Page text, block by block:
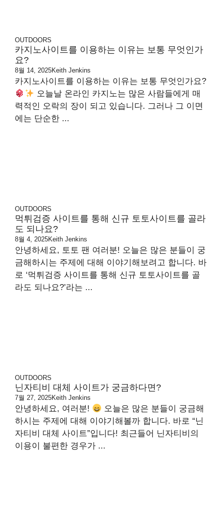
OUTDOORS
카지노사이트를 이용하는 이유는 보통 무엇인가
요?
8월 14, 2025Keith Jenkins
카지노사이트를 이용하는 이유는 보통 무엇인가요?
오늘날 온라인 카지노는 많은 사람들에게 매
력적인 오락의 장이 되고 있습니다. 그러나 그 이면
에는 단순한 ...
OUTDOORS
먹튀검증 사이트를 통해 신규 토토사이트를 골라
도 되나요?
8월 4, 2025Keith Jenkins
안녕하세요, 토토 팬 여러분! 오늘은 많은 분들이 궁
금해하시는 주제에 대해 이야기해보려고 합니다. 바
로 ‘먹튀검증 사이트를 통해 신규 토토사이트를 골
라도 되나요?’라는 ...
OUTDOORS
닌자티비 대체 사이트가 궁금하다면?
7월 27, 2025Keith Jenkins
안녕하세요, 여러분!
오늘은 많은 분들이 궁금해
하시는 주제에 대해 이야기해볼까 합니다. 바로 “닌
자티비 대체 사이트”입니다! 최근들어 닌자티비의
이용이 불편한 경우가 ...